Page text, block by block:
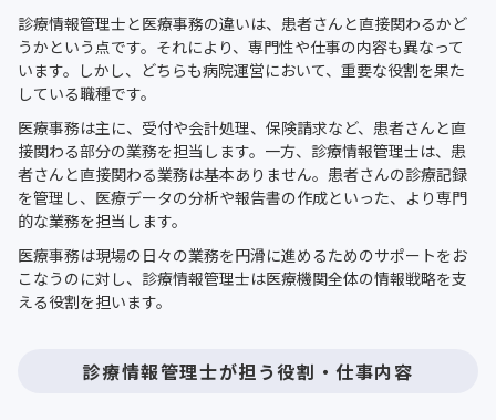
診療情報管理士と医療事務の違いは、患者さんと直接関わるかど
うかという点です。それにより、専門性や仕事の内容も異なって
います。しかし、どちらも病院運営において、重要な役割を果た
している職種です。
医療事務は主に、受付や会計処理、保険請求など、患者さんと直
接関わる部分の業務を担当します。一方、診療情報管理士は、患
者さんと直接関わる業務は基本ありません。患者さんの診療記録
を管理し、医療データの分析や報告書の作成といった、より専門
的な業務を担当します。
医療事務は現場の日々の業務を円滑に進めるためのサポートをお
こなうのに対し、診療情報管理士は医療機関全体の情報戦略を支
える役割を担います。
診療情報管理士が担う役割・仕事内容